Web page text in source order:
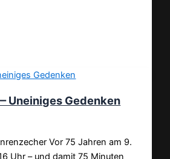
Uneiniges Gedenken
Vor 75 Jahren am 9.
Uhr – und damit 75 Minuten